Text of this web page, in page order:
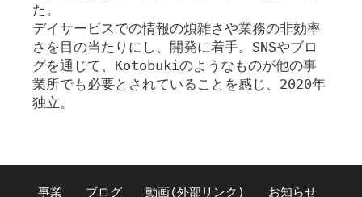
た。
デイサービスでの情報の煩雑さや業務の非効率
さを目の当たりにし、開発に着手。SNSやブロ
グを通じて、Kotobukiのようなものが他の事
業所でも必要とされていることを感じ、2020年
独立。
事業 ブログ 動画(外部リンク) お知らせ